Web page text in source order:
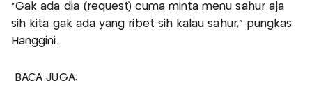
"Gak ada dia (request) cuma minta menu sahur aja
sih kita gak ada yang ribet sih kalau sahur," pungkas
Hanggini.
BACA JUGA: